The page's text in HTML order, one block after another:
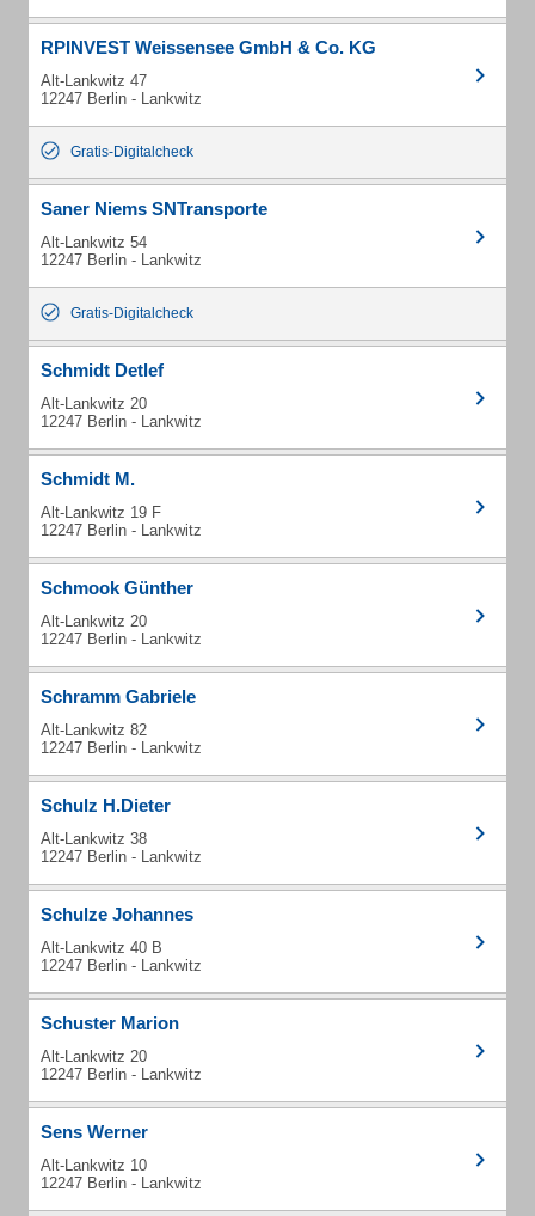
RPINVEST Weissensee GmbH & Co. KG
Alt-Lankwitz 47
12247 Berlin - Lankwitz
Gratis-Digitalcheck
Saner Niems SNTransporte
Alt-Lankwitz 54
12247 Berlin - Lankwitz
Gratis-Digitalcheck
Schmidt Detlef
Alt-Lankwitz 20
12247 Berlin - Lankwitz
Schmidt M.
Alt-Lankwitz 19 F
12247 Berlin - Lankwitz
Schmook Günther
Alt-Lankwitz 20
12247 Berlin - Lankwitz
Schramm Gabriele
Alt-Lankwitz 82
12247 Berlin - Lankwitz
Schulz H.Dieter
Alt-Lankwitz 38
12247 Berlin - Lankwitz
Schulze Johannes
Alt-Lankwitz 40 B
12247 Berlin - Lankwitz
Schuster Marion
Alt-Lankwitz 20
12247 Berlin - Lankwitz
Sens Werner
Alt-Lankwitz 10
12247 Berlin - Lankwitz